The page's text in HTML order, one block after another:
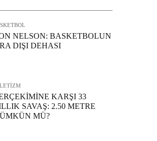
NELSON: BASKETBOLUN
DIŞI DEHASI
KARŞI 33
SAVAŞ: 2.50 METRE
MÜ?